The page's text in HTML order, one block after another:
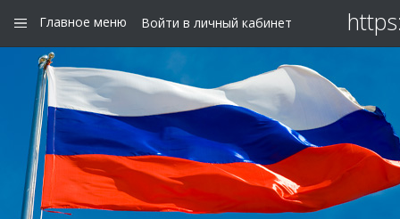
Главное меню Войти в личный кабинет